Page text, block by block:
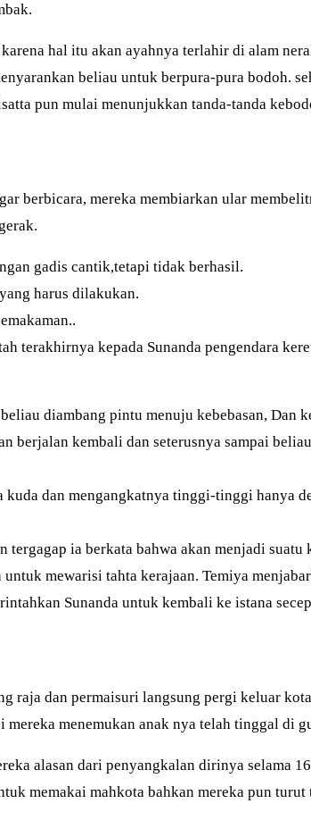
hal itu akan ayahnya terlahir di alam
beliau untuk berpura-pura bodoh.
pun mulai menunjukkan tanda-tanda
berbicara, mereka membiarkan ular
gadis cantik,tetapi tidak berhasil.
harus dilakukan.
terakhirnya kepada Sunanda pengendara
diambang pintu menuju kebebasan, Dan
berjalan kembali dan seterusnya sampai
dan mengangkatnya tinggi-tinggi hanya
ia berkata bahwa akan menjadi suatu
mewarisi tahta kerajaan. Temiya
Sunanda untuk kembali ke istana
raja dan permaisuri langsung pergi keluar
menemukan anak nya telah tinggal di
alasan dari penyangkalan dirinya selama
memakai mahkota bahkan mereka pun